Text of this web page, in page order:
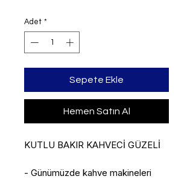
Adet *
Sepete Ekle
Hemen Satın Al
KUTLU BAKIR KAHVECİ GÜZELİ
- Günümüzde kahve makineleri